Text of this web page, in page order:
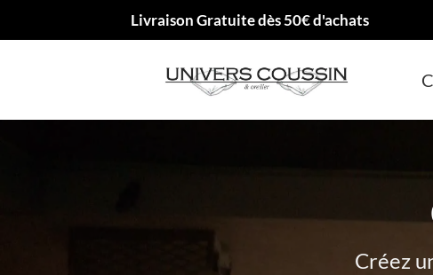
Livraison Gratuite dès 50€ d'achats
Créez